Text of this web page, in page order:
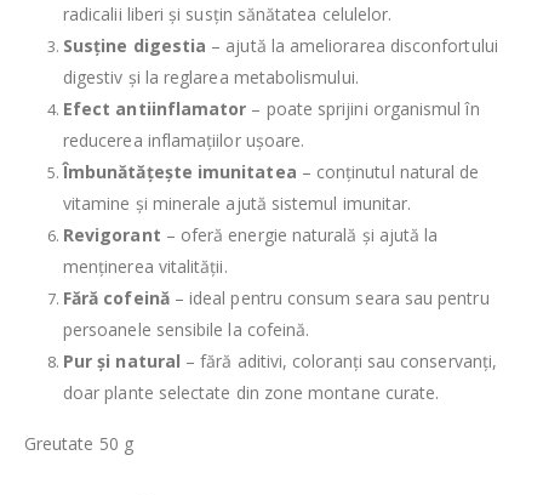
radicalii liberi și susțin sănătatea celulelor.
Susține digestia – ajută la ameliorarea disconfortului
digestiv și la reglarea metabolismului.
Efect antiinflamator – poate sprijini organismul în
reducerea inflamațiilor ușoare.
Îmbunătățește imunitatea – conținutul natural de
vitamine și minerale ajută sistemul imunitar.
Revigorant – oferă energie naturală și ajută la
menținerea vitalității.
Fără cofeină– ideal pentru consum seara sau pentru
persoanele sensibile la cofeină.
Pur și natural – fără aditivi, coloranți sau conservanți,
doar plante selectate din zone montane curate.
Greutate 50 g